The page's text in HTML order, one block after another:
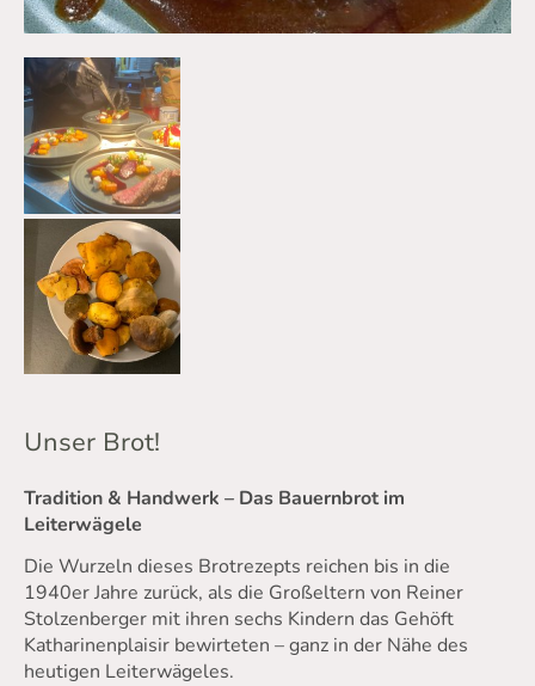
Unser Brot!
Tradition & Handwerk – Das Bauernbrot im
Leiterwägele
Die Wurzeln dieses Brotrezepts reichen bis in die
1940er Jahre zurück, als die Großeltern von Reiner
Stolzenberger mit ihren sechs Kindern das Gehöft
Katharinenplaisir bewirteten – ganz in der Nähe des
heutigen Leiterwägeles.